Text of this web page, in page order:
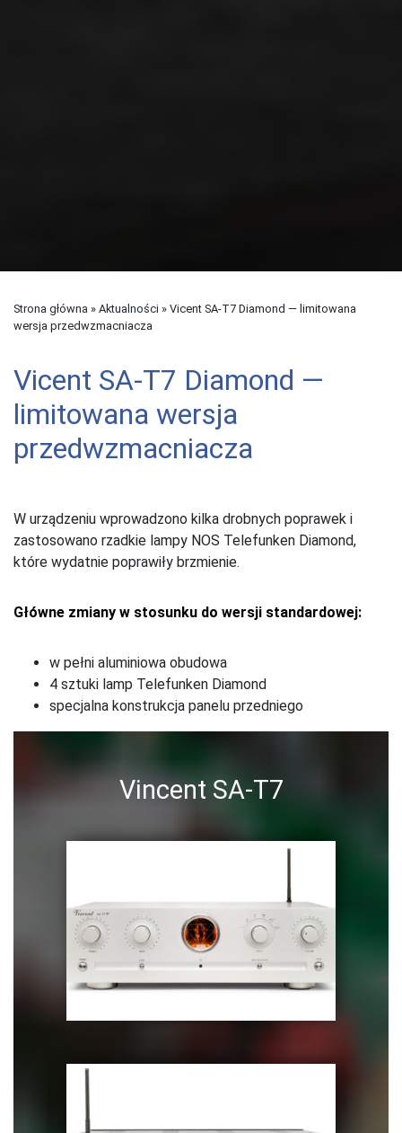
Strona główna » Aktualności » Vicent SA-T7 Diamond — limitowana
wersja przedwzmacniacza
Vicent SA-T7 Diamond —
limitowana wersja
przedwzmacniacza
W urządzeniu wprowadzono kilka drobnych poprawek i
zastosowano rzadkie lampy NOS Telefunken Diamond,
które wydatnie poprawiły brzmienie.
Główne zmiany w stosunku do wersji standardowej:
w pełni aluminiowa obudowa
4 sztuki lamp Telefunken Diamond
specjalna konstrukcja panelu przedniego
Vincent SA-T7